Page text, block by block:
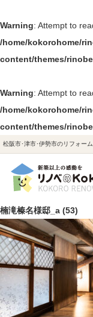
Warning: Attempt to
/home/kokorohome/
content/themes/
Warning: Attempt to
/home/kokorohome/
content/themes/
松阪市･津市･伊勢市のリフォー
楠滝榛名様邸_a (53)